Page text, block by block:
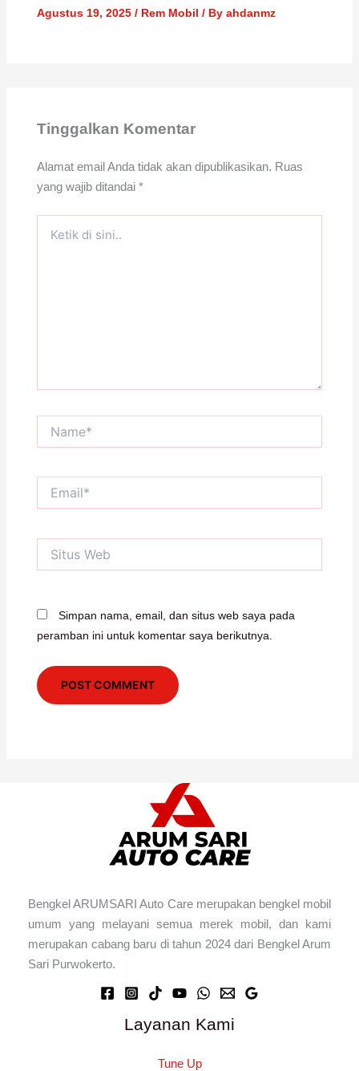
Agustus 19, 2025 / Rem Mobil / By ahdanmz
Tinggalkan Komentar
Alamat email Anda tidak akan dipublikasikan. Ruas
yang wajib ditandai *
Web
Simpan nama, email, dan situs web saya pada
peramban ini untuk komentar saya berikutnya.
Bengkel ARUMSARI Auto Care merupakan bengkel mobil
umum yang melayani semua merek mobil, dan kami
merupakan cabang baru di tahun 2024 dari Bengkel Arum
Sari Purwokerto.
Layanan Kami
Tune Up